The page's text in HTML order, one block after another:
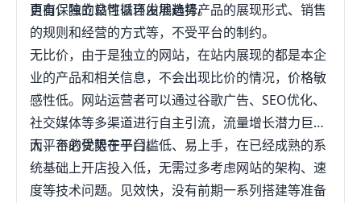
更有保障的良性循环发展趋势。
自由，独立站可以自由地选择产品的展现形式、销售
的规则和经营的方式等，不受平台的制约。
无比价，由于是独立的网站，在站内展现的都是本企
业的产品和相关信息，不会出现比价的情况，价格敏
感性低。网站运营者可以通过谷歌广告、SEO优化、
社交媒体等多渠道进行自主引流，流量增长潜力巨
大，不必受限于平台。
而平台的优势在于门槛低、易上手，在已经成熟的系
统基础上开店投入低，无需过多考虑网站的架构、速
度等技术问题。见效快，没有前期一系列搭建等准备